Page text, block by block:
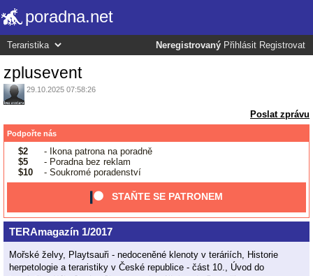
poradna.net
Neregistrovaný Přihlásit Registrovat
zplusevent
29.10.2025 07:58:26
Poslat zprávu
Podpořte nás
$2
- Ikona patrona na poradně
$5
- Poradna bez reklam
$10
- Soukromé poradenství
STAŇTE SE PATRONEM
TERAmagazín 1/2017
Mořské želvy, Playtsauři - nedoceněné klenoty v teráriích, Historie
herpetologie a teraristiky v České republice - část 10., Úvod do